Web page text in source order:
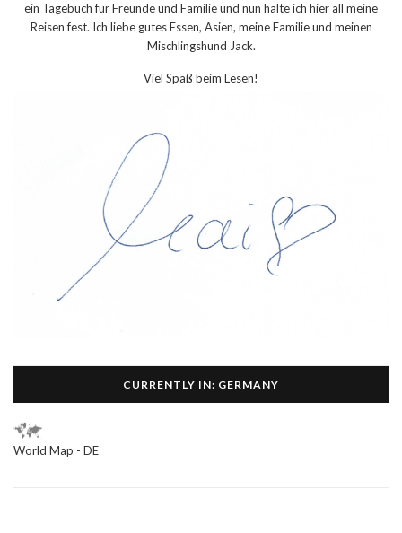
ein Tagebuch für Freunde und Familie und nun halte ich hier all meine
Reisen fest. Ich liebe gutes Essen, Asien, meine Familie und meinen
Mischlingshund Jack.
Viel Spaß beim Lesen!
CURRENTLY IN: GERMANY
World Map - DE